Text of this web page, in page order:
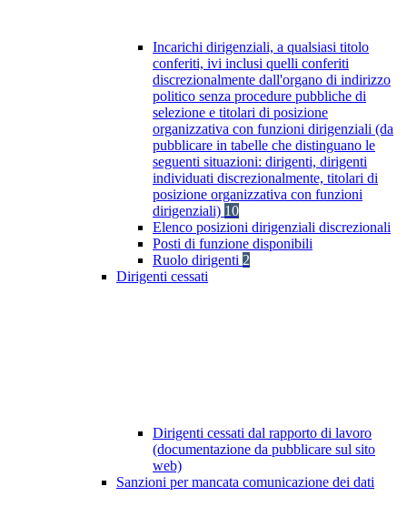
Incarichi dirigenziali, a qualsiasi titolo
conferiti, ivi inclusi quelli conferiti
discrezionalmente dall'organo di indirizzo
politico senza procedure pubbliche di
selezione e titolari di posizione
organizzativa con funzioni dirigenziali (da
pubblicare in tabelle che distinguano le
seguenti situazioni: dirigenti, dirigenti
individuati discrezionalmente, titolari di
posizione organizzativa con funzioni
dirigenziali) 10
Elenco posizioni dirigenziali discrezionali
Posti di funzione disponibili
Ruolo dirigenti 2
Dirigenti cessati
Dirigenti cessati dal rapporto di lavoro
(documentazione da pubblicare sul sito
web)
Sanzioni per mancata comunicazione dei dati